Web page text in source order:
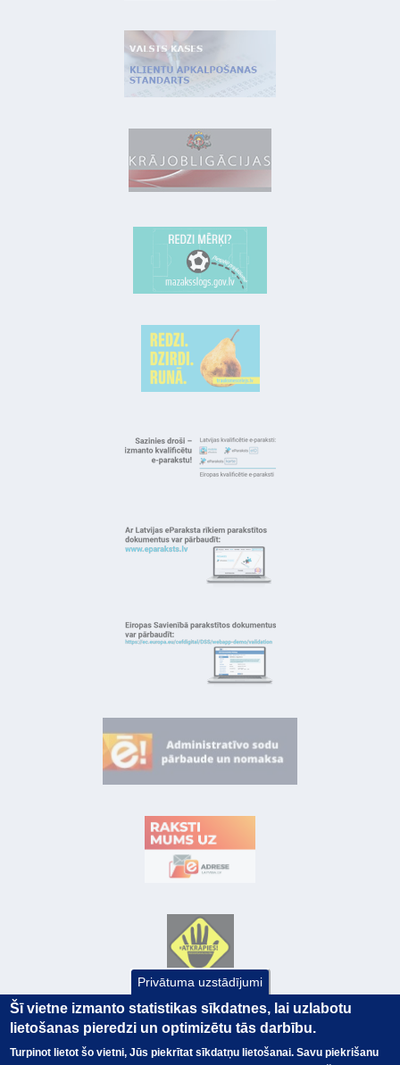
Privātuma uzstādījumi
Šī vietne izmanto statistikas sīkdatnes, lai uzlabotu
lietošanas pieredzi un optimizētu tās darbību.
Turpinot lietot šo vietni, Jūs piekrītat sīkdatņu lietošanai. Savu piekrišanu